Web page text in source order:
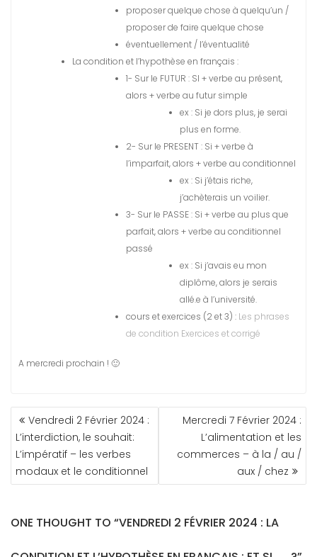
proposer quelque chose à quelqu’un /
proposer de faire quelque chose
éventuellement / l’éventualité
La condition et l’hypothèse en français :
1- Sur le FUTUR : SI + verbe au présent,
alors + verbe au futur simple
ex : Si je dors plus, je serai
plus en forme.
2- Sur le PRESENT : Si + verbe à
l’imparfait, alors + verbe au conditionnel
ex : Si j’étais riche,
j’achèterais un voilier.
3- Sur le PASSE : Si + verbe au plus que
parfait, alors + verbe au conditionnel
passé
ex : Si j’avais eu mon
diplôme, alors je serais
allé.e à l’université.
cours et exercices (2 et 3) : Les phrases
de condition Exercices et corrigé
A mercredi prochain ! 🙂
NAVIGATION
DE
L’ARTICLE
Vendredi 2 Février 2024 :
L’interdiction, le souhait:
L’impératif – les verbes
modaux et le conditionnel
Mercredi 7 Février 2024 :
L’alimentation et les
commerces – à la / au /
aux / chez
ONE THOUGHT TO “VENDREDI 2 FÉVRIER 2024 : LA